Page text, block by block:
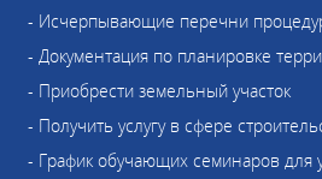
- Исчерпывающие перечни
- Документация по планировке
- Приобрести земельный участок
- Получить услугу в сфере
- График обучающих семинаров для